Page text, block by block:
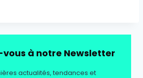
à notre Newsletter
actualités, tendances et